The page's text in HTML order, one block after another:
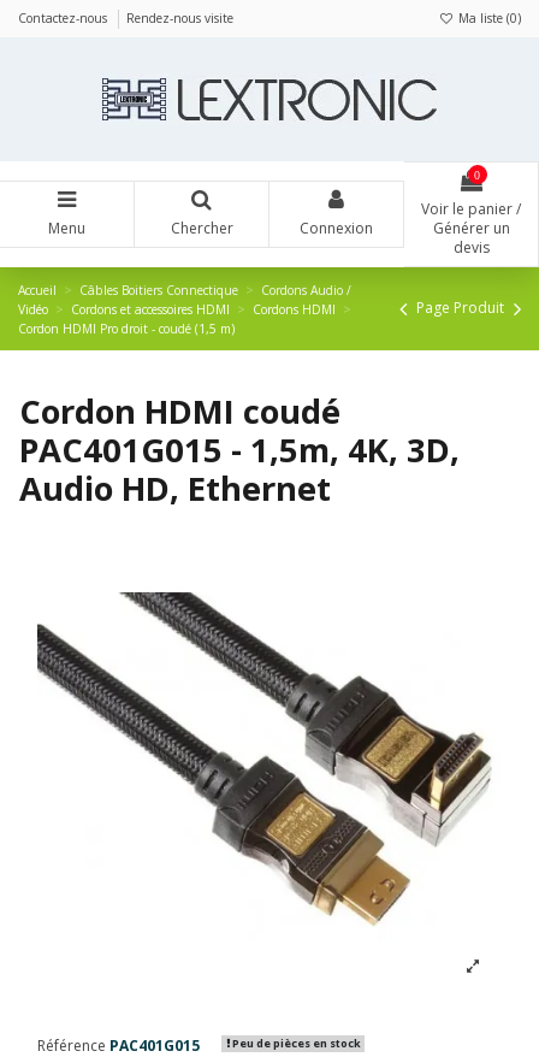
Contactez-nous Rendez-nous visite Ma liste (0)
Menu Chercher Connexion
0
Voir le panier /
Générer un
devis
Accueil Câbles Boitiers Connectique
Cordons Audio /
Vidéo
Cordons et accessoires HDMI
Cordons HDMI
Cordon HDMI Pro droit - coudé (1,5 m)
Page Produit
Cordon HDMI coudé
PAC401G015 - 1,5m, 4K, 3D,
Audio HD, Ethernet
Référence PAC401G015 Peu de pièces en stock
Panneau de gestion des cookies